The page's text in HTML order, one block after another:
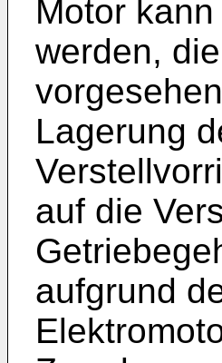
Motor
werden,
Lagerung
auf die
aufgrund